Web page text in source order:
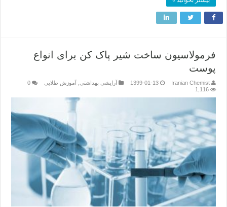
فرمولاسیون ساخت شیر پاک کن برای انواع
پوست
Iranian Chemist
1399-01-13 آرایشی بهداشتی آموزش طلایی
0
1,116